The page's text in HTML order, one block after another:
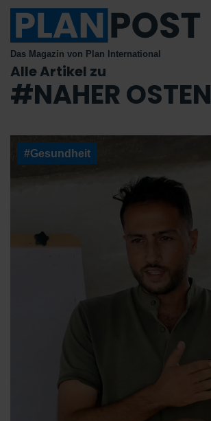
Das Magazin von Plan International
Alle Artikel zu
#NAHER OSTEN
#Gesundheit